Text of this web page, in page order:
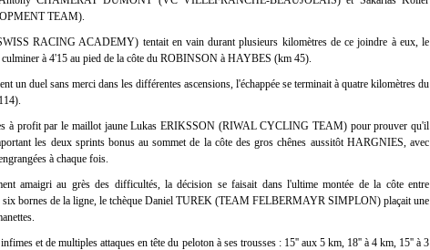
TEAM).
RACING ACADEMY) tentait en vain durant plusieurs kilomètres de ce joindre à eux, le
culminer à 4'15 au pied de la côte du ROBINSON à HAYBES (km 45).
un duel sans merci dans les différentes ascensions, l'échappée se terminait à quatre kilomètres du
à profit par le maillot jaune Lukas ERIKSSON (RIWAL CYCLING TEAM) pour prouver qu'il
les deux sprints bonus au sommet de la côte des gros chênes aussitôt HARGNIES, avec
à chaque fois.
amaigri au grès des difficultés, la décision se faisait dans l'ultime montée de la côte entre
bornes de la ligne, le tchèque Daniel TUREK (TEAM FELBERMAYR SIMPLON) plaçait une
et de multiples attaques en tête du peloton à ses trousses : 15'' aux 5 km, 18'' à 4 km, 15'' à 3